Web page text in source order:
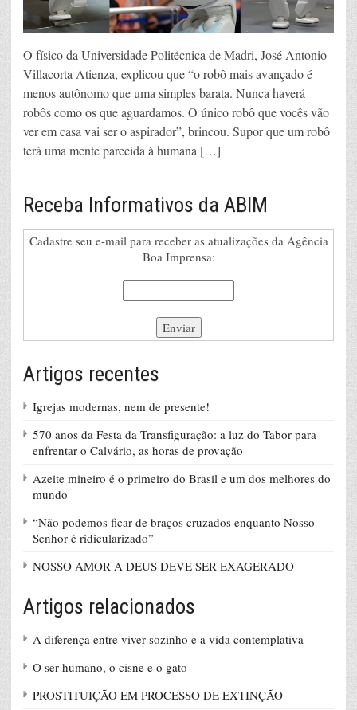
O físico da Universidade Politécnica de Madri, José Antonio
Villacorta Atienza, explicou que “o robô mais avançado é
menos autônomo que uma simples barata. Nunca haverá
robôs como os que aguardamos. O único robô que vocês vão
ver em casa vai ser o aspirador”, brincou. Supor que um robô
terá uma mente parecida à humana […]
Receba Informativos da ABIM
Cadastre seu e-mail para receber as atualizações da Agência
Boa Imprensa:
Artigos recentes
Igrejas modernas, nem de presente!
570 anos da Festa da Transfiguração: a luz do Tabor para
enfrentar o Calvário, as horas de provação
Azeite mineiro é o primeiro do Brasil e um dos melhores do
mundo
“Não podemos ficar de braços cruzados enquanto Nosso
Senhor é ridicularizado”
NOSSO AMOR A DEUS DEVE SER EXAGERADO
Artigos relacionados
A diferença entre viver sozinho e a vida contemplativa
O ser humano, o cisne e o gato
PROSTITUIÇÃO EM PROCESSO DE EXTINÇÃO